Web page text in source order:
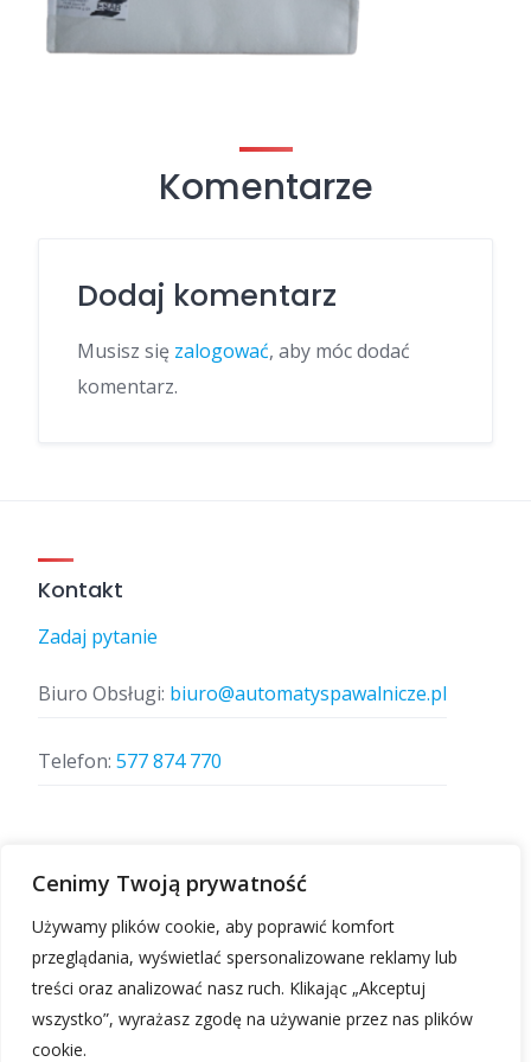
Cenimy Twoją prywatność
Używamy plików cookie, aby poprawić komfort
przeglądania, wyświetlać spersonalizowane reklamy lub
treści oraz analizować nasz ruch. Klikając „Akceptuj
wszystko”, wyrażasz zgodę na używanie przez nas plików
cookie.
Komentarze
Dodaj komentarz
Musisz się zalogować, aby móc dodać
komentarz.
Kontakt
Zadaj pytanie
Biuro Obsługi: biuro@automatyspawalnicze.pl
Telefon: 577 874 770